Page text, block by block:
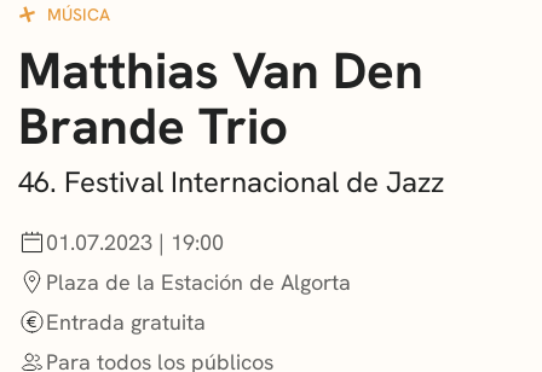
NOTICIAS
GETXO KULTURA
ASOCIACIONES CULTURALES
MÚSICA
Matthias Van Den
Brande Trio
46. Festival Internacional de Jazz
01.07.2023 | 19:00
Plaza de la Estación de Algorta
Entrada gratuita
Para todos los públicos